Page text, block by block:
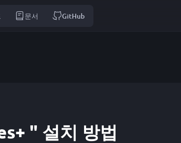
문서 GitHub
" 설치 방법